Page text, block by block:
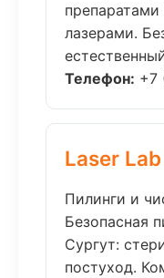
лазерами.
Телефон: +7
Laser
Пилинги и
Безопасная
Сургут:
постуход.